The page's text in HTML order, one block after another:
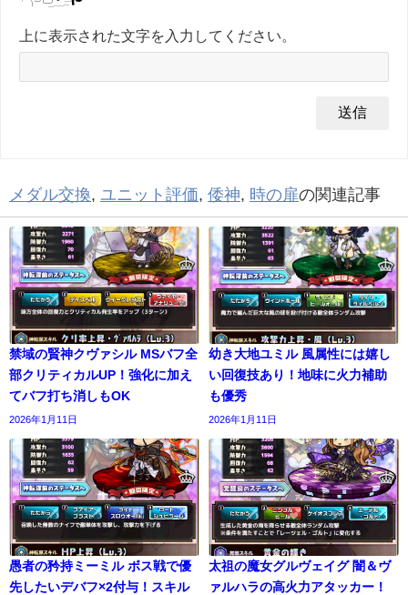
上に表示された文字を入力してください。
メダル交換, ユニット評価, 倭神, 時の扉の関連記事
禁域の賢神クヴァシル MSバフ全
部クリティカルUP！強化に加え
てバフ打ち消しもOK
2026年1月11日
幼き大地ユミル 風属性には嬉し
い回復技あり！地味に火力補助
も優秀
2026年1月11日
愚者の矜持ミーミル ボス戦で優
先したいデバフ×2付与！スキル
太祖の魔女グルヴェイグ 闇＆ヴ
ァルハラの高火力アタッカー！